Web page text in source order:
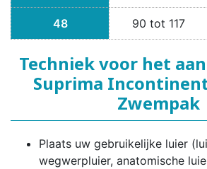
48 90 tot 117
Techniek voor het
Suprima
Zwempak
Plaats uw gebruikelijke luier
wegwerpluier, anatomische